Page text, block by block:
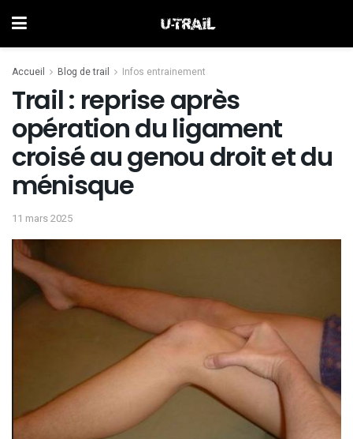
Accueil Blog de trail Infos entrainement
Trail : reprise après
opération du ligament
croisé au genou droit et du
ménisque
11 mars 2025